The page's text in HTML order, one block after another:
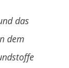
das
dem